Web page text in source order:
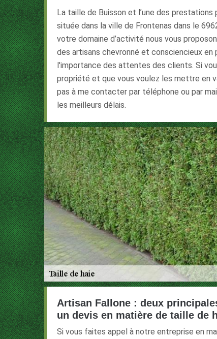
La taille de Buisson et l’une des
située dans la ville de Frontenas dans le
votre domaine d’activité nous vous
des artisans chevronné et consciencieux en
l'importance des attentes des clients. Si
propriété et que vous voulez les mettre en
pas à me contacter par téléphone ou par
les meilleurs délais.
Artisan Fallone : deux
un devis en matière de taille de
Si vous faites appel à notre entreprise en